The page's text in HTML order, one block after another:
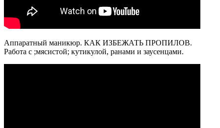
Аппаратный маникюр. КАК ИЗБЕЖАТЬ ПРОПИЛОВ.
Работа с ;мясистой; кутикулой, ранами и заусенцами.